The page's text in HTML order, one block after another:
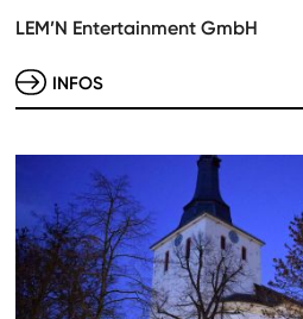
LEM’N Entertainment GmbH
INFOS